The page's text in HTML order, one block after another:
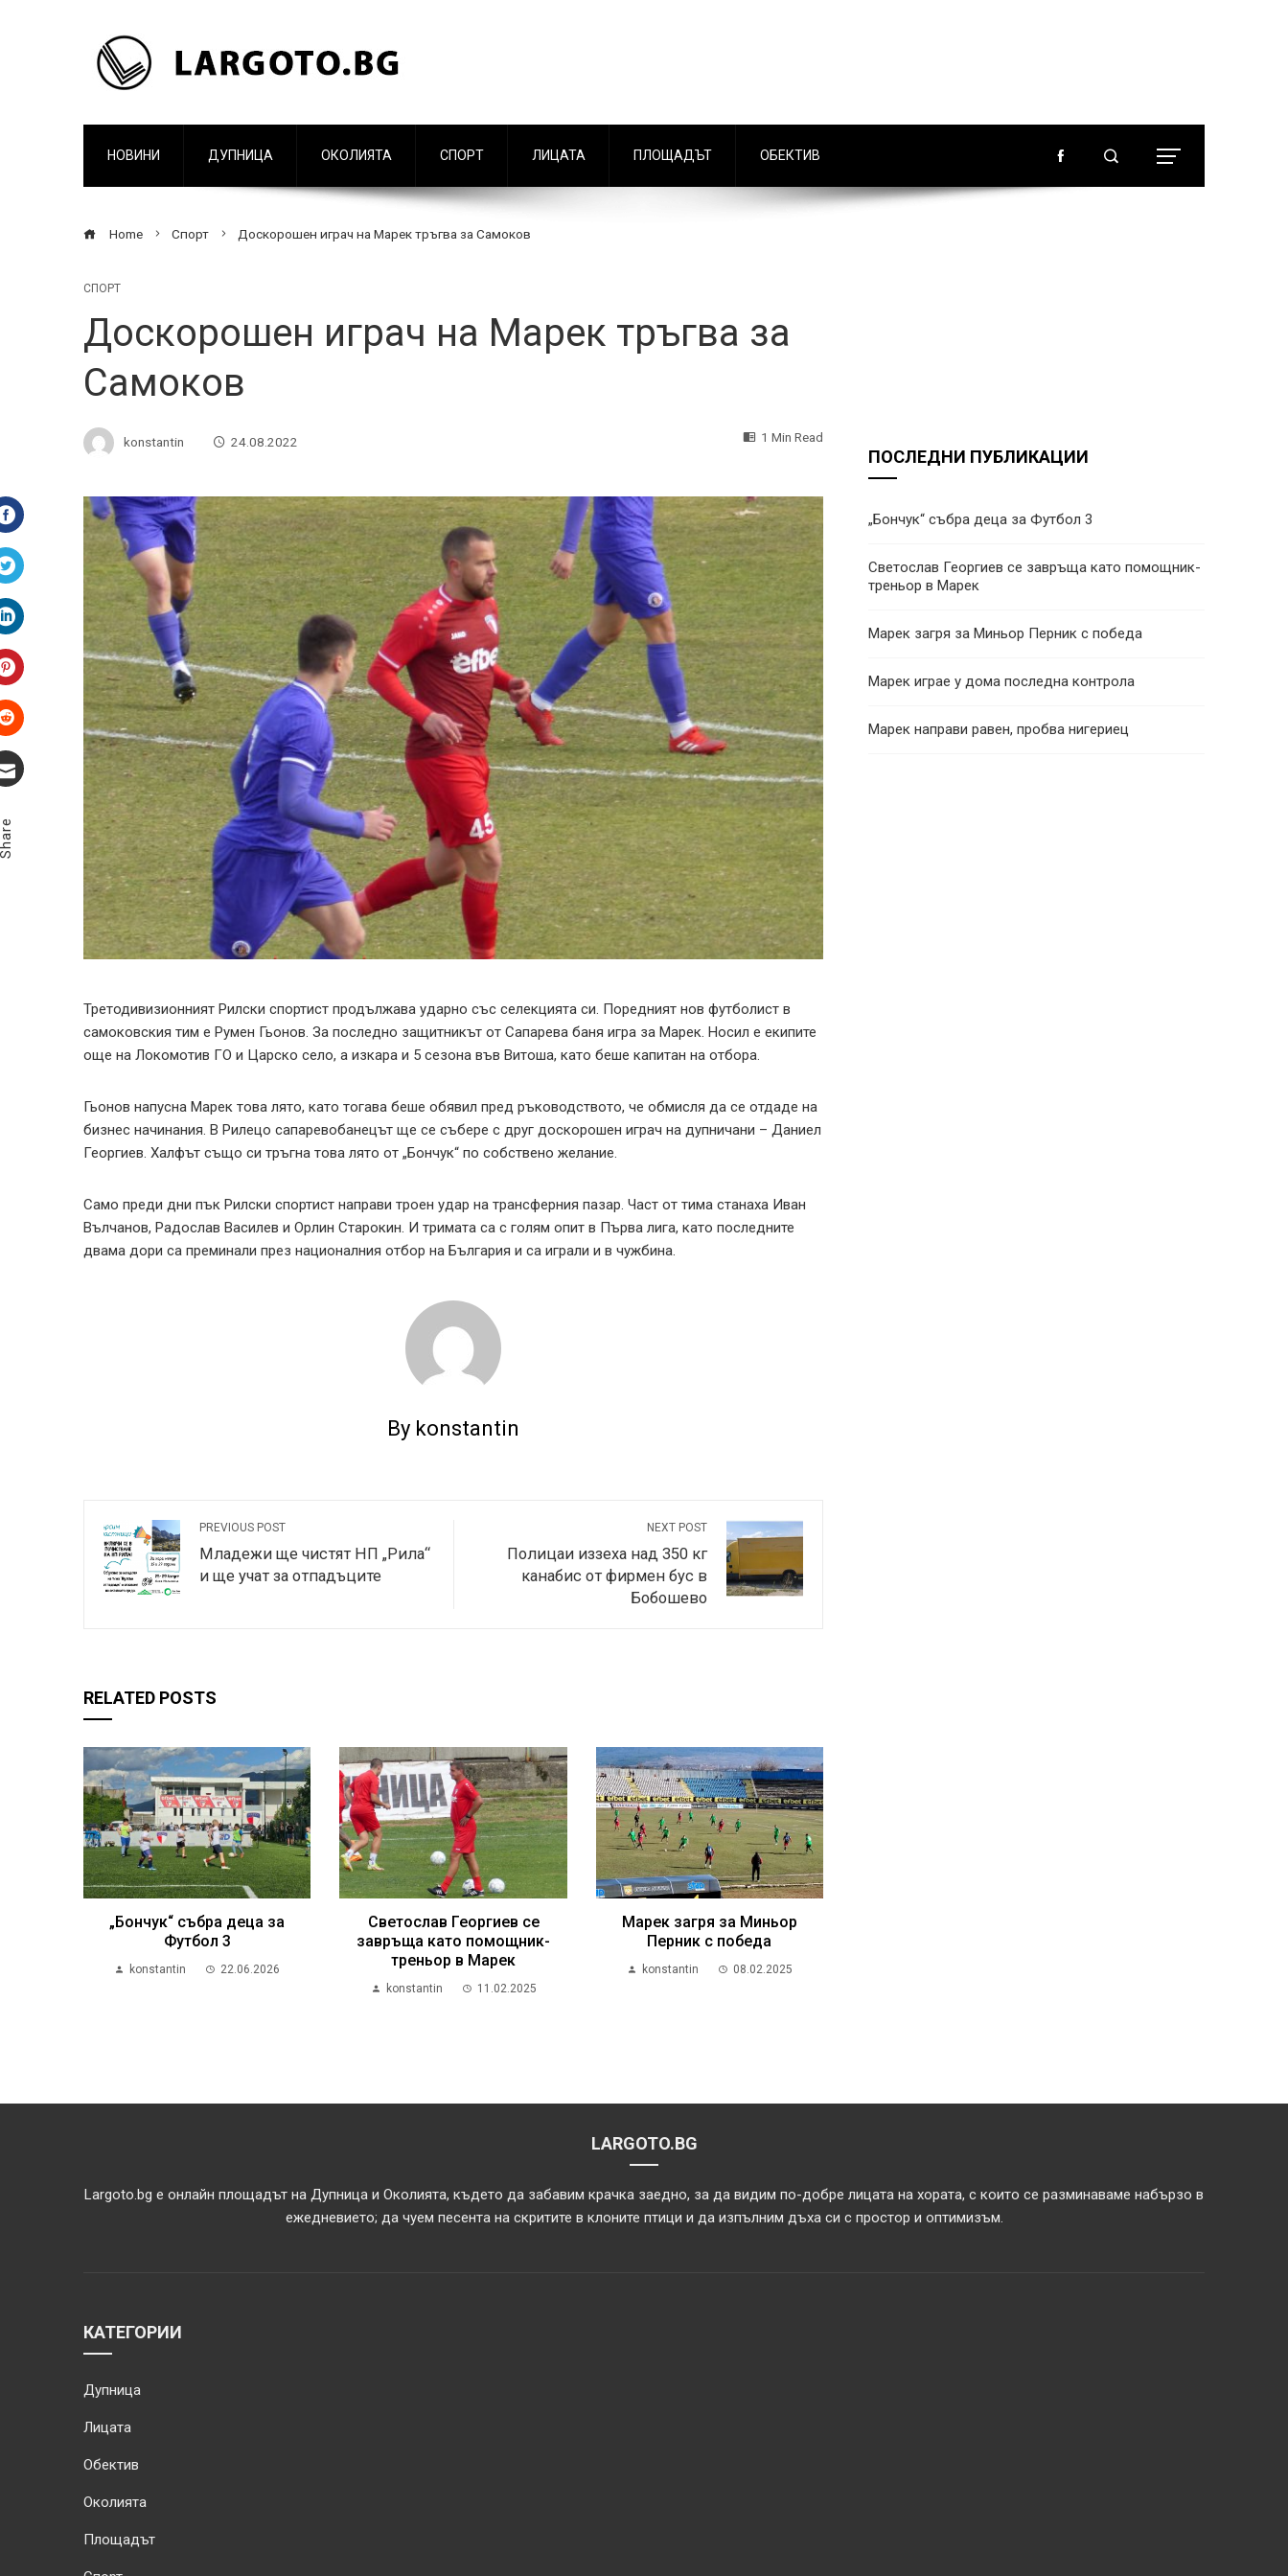
НОВИНИ ДУПНИЦА ОКОЛИЯТА СПОРТ ЛИЦАТА ПЛОЩАДЪТ ОБЕКТИВ
Home Спорт Доскорошен играч на Марек тръгва за Самоков
СПОРТ
Доскорошен играч на Марек тръгва за
Самоков
konstantin 24.08.2022 1 Min Read
Facebook
Twitter
LinkedIn
Pinterest
Stumbleupon
Третодивизионният Рилски спортист продължава ударно със селекцията си. Поредният нов футболист в
самоковския тим е Румен Гьонов. За последно защитникът от Сапарева баня игра за Марек. Носил е екипите
още на Локомотив ГО и Царско село, а изкара и 5 сезона във Витоша, като беше капитан на отбора.
Гьонов напусна Марек това лято, като тогава беше обявил пред ръководството, че обмисля да се отдаде на
бизнес начинания. В Рилецо сапаревобанецът ще се събере с друг доскорошен играч на дупничани – Даниел
Георгиев. Халфът също си тръгна това лято от „Бончук“ по собствено желание.
Само преди дни пък Рилски спортист направи троен удар на трансферния пазар. Част от тима станаха Иван
Вълчанов, Радослав Василев и Орлин Старокин. И тримата са с голям опит в Първа лига, като последните
двама дори са преминали през националния отбор на България и са играли и в чужбина.
By konstantin
PREVIOUS POST
Младежи ще чистят НП „Рила“
и ще учат за отпадъците
NEXT POST
Полицаи иззеха над 350 кг
канабис от фирмен бус в
Бобошево
RELATED POSTS
„Бончук“ събра деца за
Футбол 3
konstantin 22.06.2026
Светослав Георгиев се
завръща като помощник-
треньор в Марек
konstantin 11.02.2025
Марек загря за Миньор
Перник с победа
konstantin 08.02.2025
ПОСЛЕДНИ ПУБЛИКАЦИИ
„Бончук“ събра деца за Футбол 3
Светослав Георгиев се завръща като помощник-
треньор в Марек
Марек загря за Миньор Перник с победа
Марек играе у дома последна контрола
Марек направи равен, пробва нигериец
LARGOTO.BG
Largoto.bg е онлайн площадът на Дупница и Околията, където да забавим крачка заедно, за да видим по-добре лицата на хората, с които се разминаваме набързо в
ежедневието; да чуем песента на скритите в клоните птици и да изпълним дъха си с простор и оптимизъм.
КАТЕГОРИИ
Дупница
Лицата
Обектив
Околията
Площадът